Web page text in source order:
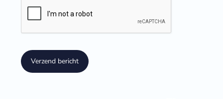
Verzend bericht